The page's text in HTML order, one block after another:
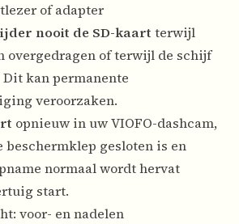
of adapter
nooit de SD-kaart terwijl
overgedragen of terwijl de schijf
kan permanente
veroorzaken.
opnieuw in uw VIOFO-dashcam,
beschermklep gesloten is en
normaal wordt hervat
start.
voor- en nadelen